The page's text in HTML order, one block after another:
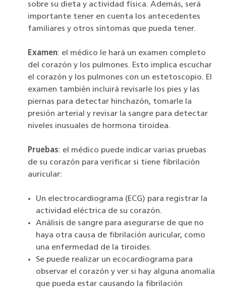
sobre su dieta y actividad física. Además, será
importante tener en cuenta los antecedentes
familiares y otros síntomas que pueda tener.
Examen: el médico le hará un examen completo
del corazón y los pulmones. Esto implica escuchar
el corazón y los pulmones con un estetoscopio. El
examen también incluirá revisarle los pies y las
piernas para detectar hinchazón, tomarle la
presión arterial y revisar la sangre para detectar
niveles inusuales de hormona tiroidea.
Pruebas: el médico puede indicar varias pruebas
de su corazón para verificar si tiene fibrilación
auricular:
Un electrocardiograma (ECG) para registrar la
actividad eléctrica de su corazón.
Análisis de sangre para asegurarse de que no
haya otra causa de fibrilación auricular, como
una enfermedad de la tiroides.
Se puede realizar un ecocardiograma para
observar el corazón y ver si hay alguna anomalía
que pueda estar causando la fibrilación